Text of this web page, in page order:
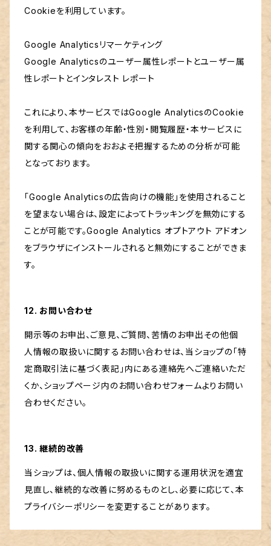
Cookieを利用しています。
Google Analyticsリマーケティング
Google Analyticsのユーザー属性レポートとユーザー属
性レポートとインタレスト レポート
これにより、本サービスではGoogle AnalyticsのCookie
を利用して、お客様の年齢・性別・閲覧履歴・本サービスに
関する関心の傾向をおおよそ把握するための分析が可能
となっております。
「Google Analyticsの広告向けの機能」を使用されること
を望まない場合は、設定によってトラッキングを無効にする
ことが可能です。Google Analytics オプトアウト アドオン
をブラウザにインストールされると無効にすることができま
す。
12. お問い合わせ
開示等のお申出、ご意見、ご質問、苦情のお申出その他個
人情報の取扱いに関するお問い合わせは、当ショップの「特
定商取引法に基づく表記」内にある連絡先へご連絡いただ
くか、ショップページ内のお問い合わせフォームよりお問い
合わせください。
13. 継続的改善
当ショップは、個人情報の取扱いに関する運用状況を適宜
見直し、継続的な改善に努めるものとし、必要に応じて、本
プライバシーポリシーを変更することがあります。